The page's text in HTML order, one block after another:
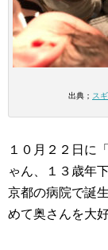
出典； ス
１０月２２日に
ゃん、１３歳年
京都の病院で誕
めて奥さんを大